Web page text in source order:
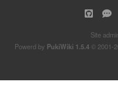
Site
Powerd by PukiWiki 1.5.4© 2001-